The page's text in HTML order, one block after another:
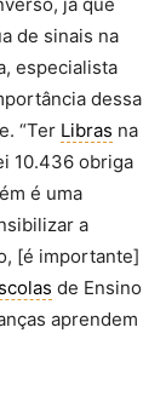
de sinais na
especialista
dessa
“Ter Libras na
10.436 obriga
é uma
a
[é importante]
de Ensino
aprendem